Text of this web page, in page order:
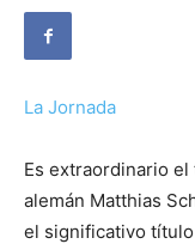
La Jornada
Es extraordinario
alemán Matthias
el significativo título